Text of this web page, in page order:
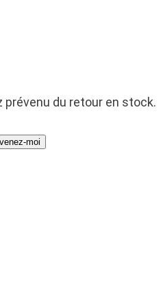
du retour en stock.
moi